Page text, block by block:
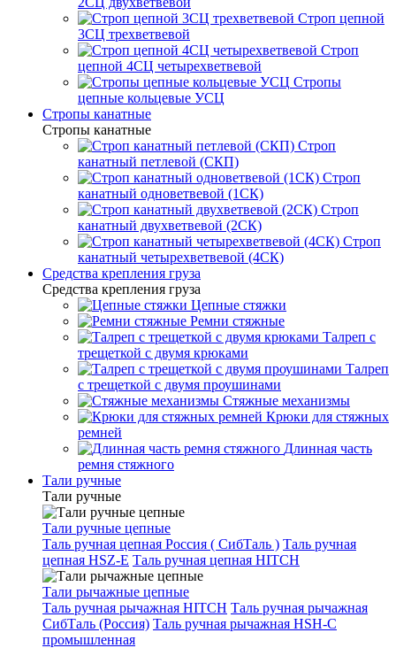
Строп цепной
3СЦ трехветвевой
Строп
цепной 4СЦ четырехветвевой
Стропы
цепные кольцевые УСЦ
Стропы канатные
Стропы канатные
Строп
канатный петлевой (СКП)
Строп
канатный одноветвевой (1СК)
Строп
канатный двухветвевой (2СК)
Строп
канатный четырехветвевой (4СК)
Средства крепления груза
Средства крепления груза
Цепные стяжки
Ремни стяжные
Талреп с
трещеткой с двумя крюками
Талреп
с трещеткой с двумя проушинами
Стяжные механизмы
Крюки для стяжных
ремней
Длинная часть
ремня стяжного
Тали ручные
Тали ручные
Тали ручные цепные
Таль ручная цепная Россия ( СибТаль ) Таль ручная
цепная HSZ-E Таль ручная цепная HITCH
Тали рычажные цепные
Таль ручная рычажная HITCH Таль ручная рычажная
СибТаль (Россия) Таль ручная рычажная HSH-C
промышленная